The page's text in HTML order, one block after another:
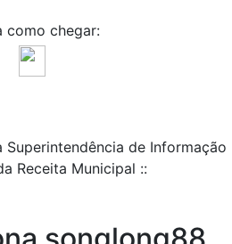
como chegar:
de Informação
Receita Municipal ::